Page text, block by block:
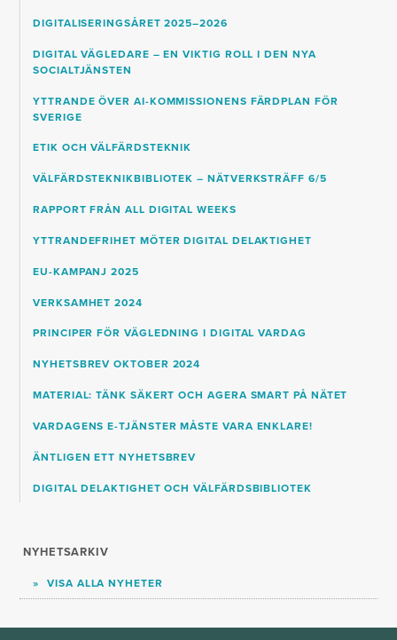
DIGITALISERINGSÅRET 2025–2026
DIGITAL VÄGLEDARE – EN VIKTIG ROLL I DEN NYA
SOCIALTJÄNSTEN
YTTRANDE ÖVER AI-KOMMISSIONENS FÄRDPLAN FÖR
SVERIGE
ETIK OCH VÄLFÄRDSTEKNIK
VÄLFÄRDSTEKNIKBIBLIOTEK – NÄTVERKSTRÄFF 6/5
RAPPORT FRÅN ALL DIGITAL WEEKS
YTTRANDEFRIHET MÖTER DIGITAL DELAKTIGHET
EU-KAMPANJ 2025
VERKSAMHET 2024
PRINCIPER FÖR VÄGLEDNING I DIGITAL VARDAG
NYHETSBREV OKTOBER 2024
MATERIAL: TÄNK SÄKERT OCH AGERA SMART PÅ NÄTET
VARDAGENS E-TJÄNSTER MÅSTE VARA ENKLARE!
ÄNTLIGEN ETT NYHETSBREV
DIGITAL DELAKTIGHET OCH VÄLFÄRDSBIBLIOTEK
NYHETSARKIV
VISA ALLA NYHETER